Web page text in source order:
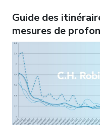
Guide des
mesures de